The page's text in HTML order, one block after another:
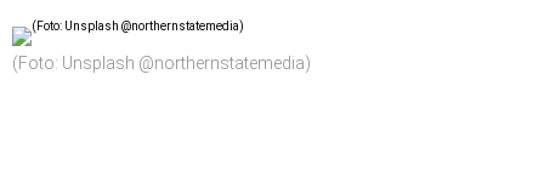
(Foto: Unsplash @northernstatemedia)